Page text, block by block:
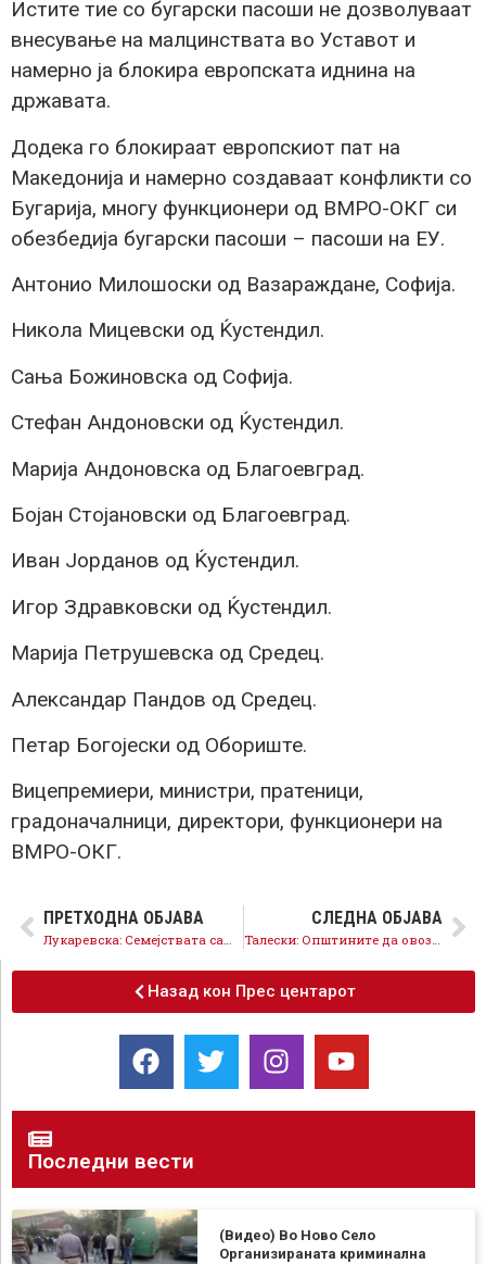
Истите тие со бугарски пасоши не дозволуваат
внесување на малцинствата во Уставот и
намерно ја блокира европската иднина на
државата.
Додека го блокираат европскиот пат на
Македонија и намерно создаваат конфликти со
Бугарија, многу функционери од ВМРО-ОКГ си
обезбедија бугарски пасоши – пасоши на ЕУ.
Антонио Милошоски од Вазараждане, Софија.
Никола Мицевски од Ќустендил.
Сања Божиновска од Софија.
Стефан Андоновски од Ќустендил.
Марија Андоновска од Благоевград.
Бојан Стојановски од Благоевград.
Иван Јорданов од Ќустендил.
Игор Здравковски од Ќустендил.
Марија Петрушевска од Средец.
Александар Пандов од Средец.
Петар Богојески од Обориште.
Вицепремиери, министри, пратеници,
градоначалници, директори, функционери на
ВМРО-ОКГ.
ПРЕТХОДНА ОБЈАВА СЛЕДНА ОБЈАВА
Назад кон Прес центарот
Последни вести
(Видео) Во Ново Село
Организираната криминална